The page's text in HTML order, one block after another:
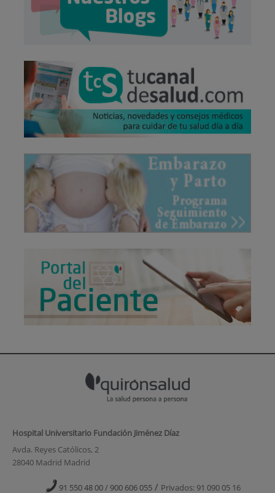
Hospital Universitario Fundación Jiménez Díaz
Avda. Reyes Católicos, 2
28040 Madrid Madrid
91 550 48 00 / 900 606 055 / Privados: 91 090 05 16